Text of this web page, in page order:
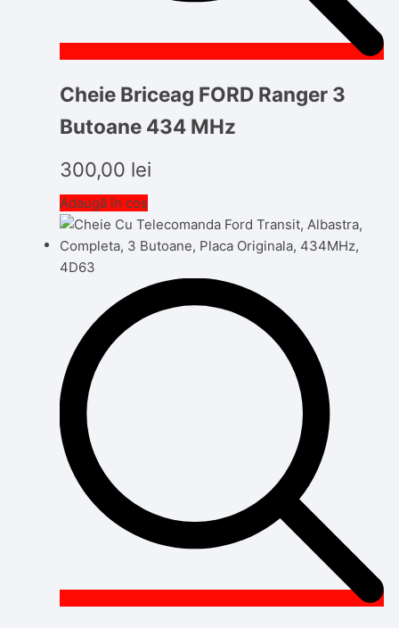
Cheie Briceag FORD Ranger 3
Butoane 434 MHz
300,00 lei
Adaugă în coș